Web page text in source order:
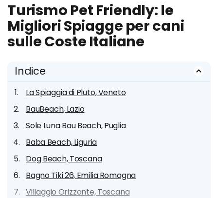
Turismo Pet Friendly: le
Migliori Spiagge per cani
sulle Coste Italiane
Indice
La Spiaggia di Pluto, Veneto
BauBeach, Lazio
Sole Luna Bau Beach, Puglia
Baba Beach, Liguria
Dog Beach, Toscana
Bagno Tiki 26, Emilia Romagna
Villaggio Orizzonte, Toscana